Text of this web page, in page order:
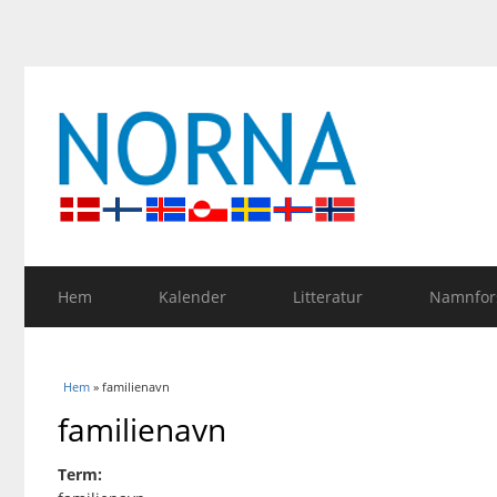
Hem Kalender Litteratur
Du är här
Hem » familienavn
familienavn
Term: